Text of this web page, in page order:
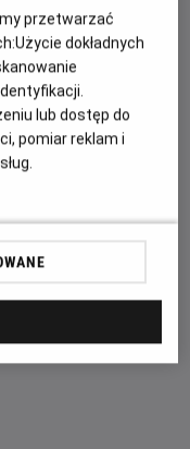
Wszystko się
się odważna i
chłopiec zdradza
lęki i otworzy
przetwarzać
Użycie dokładnych
lub dostęp do
pomiar reklam i